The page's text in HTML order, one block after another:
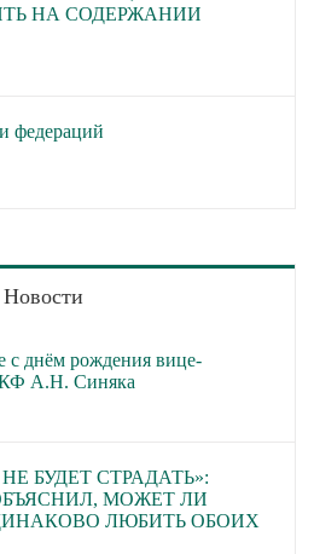
НА СОДЕРЖАНИИ
федераций
Новости
с днём рождения вице-
А.Н. Синяка
БУДЕТ СТРАДАТЬ»:
МОЖЕТ ЛИ
ЛЮБИТЬ ОБОИХ